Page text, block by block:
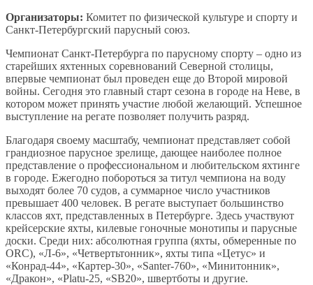
Организаторы: Комитет по физической культуре и спорту и
Санкт-Петербургский парусный союз.
Чемпионат Санкт-Петербурга по парусному спорту – одно из
старейших яхтенных соревнований Северной столицы,
впервые чемпионат был проведен еще до Второй мировой
войны. Сегодня это главный старт сезона в городе на Неве, в
котором может принять участие любой желающий. Успешное
выступление на регате позволяет получить разряд.
Благодаря своему масштабу, чемпионат представляет собой
грандиозное парусное зрелище, дающее наиболее полное
представление о профессиональном и любительском яхтинге
в городе. Ежегодно побороться за титул чемпиона на воду
выходят более 70 судов, а суммарное число участников
превышает 400 человек. В регате выступает большинство
классов яхт, представленных в Петербурге. Здесь участвуют
крейсерские яхты, килевые гоночные монотипы и парусные
доски. Среди них: абсолютная группа (яхты, обмеренные по
ORC), «Л-6», «Четвертьтонник», яхты типа «Цетус» и
«Конрад-44», «Картер-30», «Santer-760», «Минитонник»,
«Дракон», «Platu-25, «SB20», швертботы и другие.